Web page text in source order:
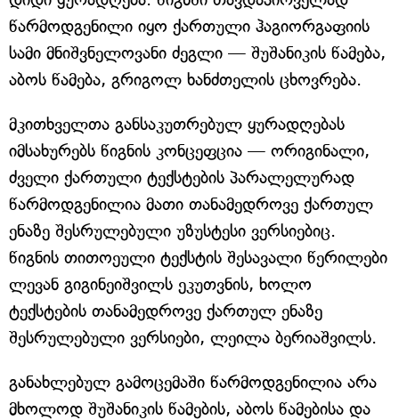
წარმოდგენილი იყო ქართული ჰაგიორგაფიის
სამი მნიშვნელოვანი ძეგლი — შუშანიკის წამება,
აბოს წამება, გრიგოლ ხანძთელის ცხოვრება.
მკითხველთა განსაკუთრებულ ყურადღებას
იმსახურებს წიგნის კონცეფცია — ორიგინალი,
ძველი ქართული ტექსტების პარალელურად
წარმოდგენილია მათი თანამედროვე ქართულ
ენაზე შესრულებული უზუსტესი ვერსიებიც.
წიგნის თითოეული ტექსტის შესავალი წერილები
ლევან გიგინეიშვილს ეკუთვნის, ხოლო
ტექსტების თანამედროვე ქართულ ენაზე
შესრულებული ვერსიები, ლეილა ბერიაშვილს.
განახლებულ გამოცემაში წარმოდგენილია არა
მხოლოდ შუშანიკის წამების, აბოს წამებისა და